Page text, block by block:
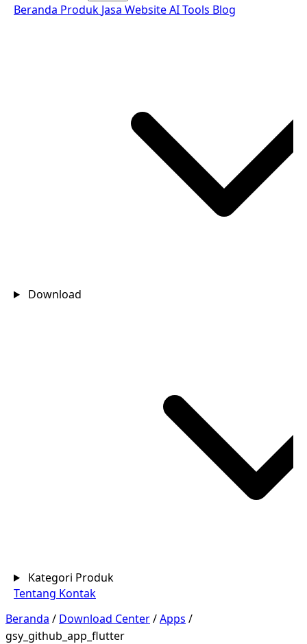
Beranda Produk Jasa WebsiteAI Tools Blog
Download
Kategori Produk
Tentang Kontak
Beranda / Download Center/Apps /
gsy_github_app_flutter